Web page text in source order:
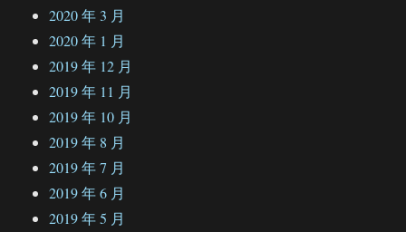
2020 年 3 月
2020 年 1 月
2019 年 12 月
2019 年 11 月
2019 年 10 月
2019 年 8 月
2019 年 7 月
2019 年 6 月
2019 年 5 月